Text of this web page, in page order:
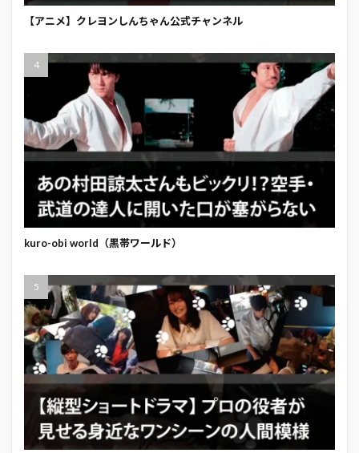
【アニメ】クレヨンしんちゃん公式チャンネル
kuro-obi world（黒帯ワールド）